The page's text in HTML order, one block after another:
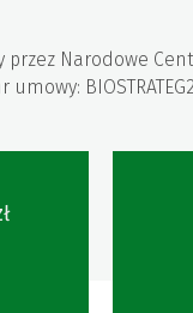
przez Narodowe
umowy: